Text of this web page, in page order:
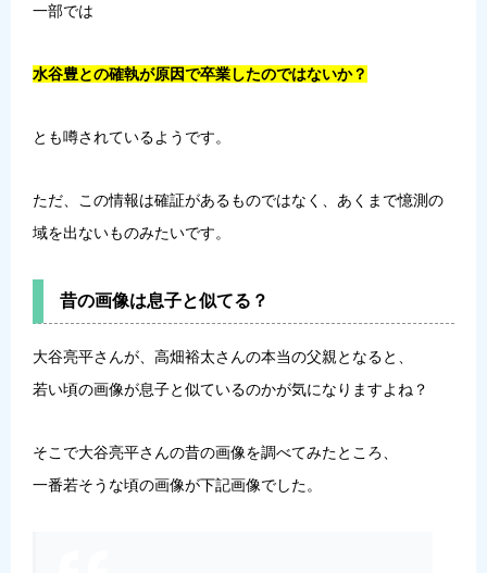
一部では
水谷豊との確執が原因で卒業したのではないか？
とも噂されているようです。
ただ、この情報は確証があるものではなく、あくまで憶測の
域を出ないものみたいです。
昔の画像は息子と似てる？
大谷亮平さんが、高畑裕太さんの本当の父親となると、
若い頃の画像が息子と似ているのかが気になりますよね？
そこで大谷亮平さんの昔の画像を調べてみたところ、
一番若そうな頃の画像が下記画像でした。